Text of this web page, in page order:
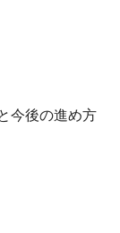
今後の進め方